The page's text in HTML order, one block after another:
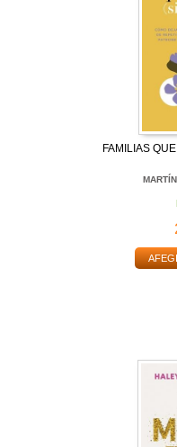
FAMILIAS